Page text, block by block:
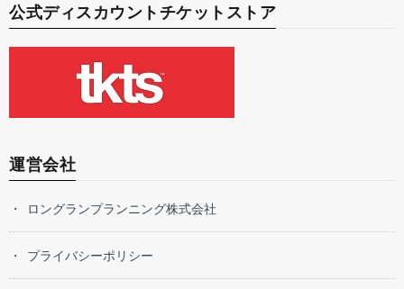
公式ディスカウントチケットストア
運営会社
ロングランプランニング株式会社
プライバシーポリシー